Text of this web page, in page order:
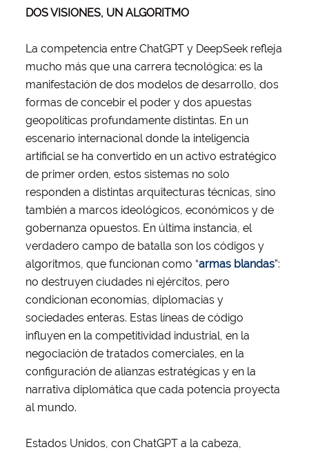
DOS VISIONES, UN ALGORITMO
La competencia entre ChatGPT y DeepSeek refleja
mucho más que una carrera tecnológica: es la
manifestación de dos modelos de desarrollo, dos
formas de concebir el poder y dos apuestas
geopolíticas profundamente distintas. En un
escenario internacional donde la inteligencia
artificial se ha convertido en un activo estratégico
de primer orden, estos sistemas no solo
responden a distintas arquitecturas técnicas, sino
también a marcos ideológicos, económicos y de
gobernanza opuestos. En última instancia, el
verdadero campo de batalla son los códigos y
algoritmos, que funcionan como “armas blandas”:
no destruyen ciudades ni ejércitos, pero
condicionan economías, diplomacias y
sociedades enteras. Estas líneas de código
influyen en la competitividad industrial, en la
negociación de tratados comerciales, en la
configuración de alianzas estratégicas y en la
narrativa diplomática que cada potencia proyecta
al mundo.
Estados Unidos, con ChatGPT a la cabeza,